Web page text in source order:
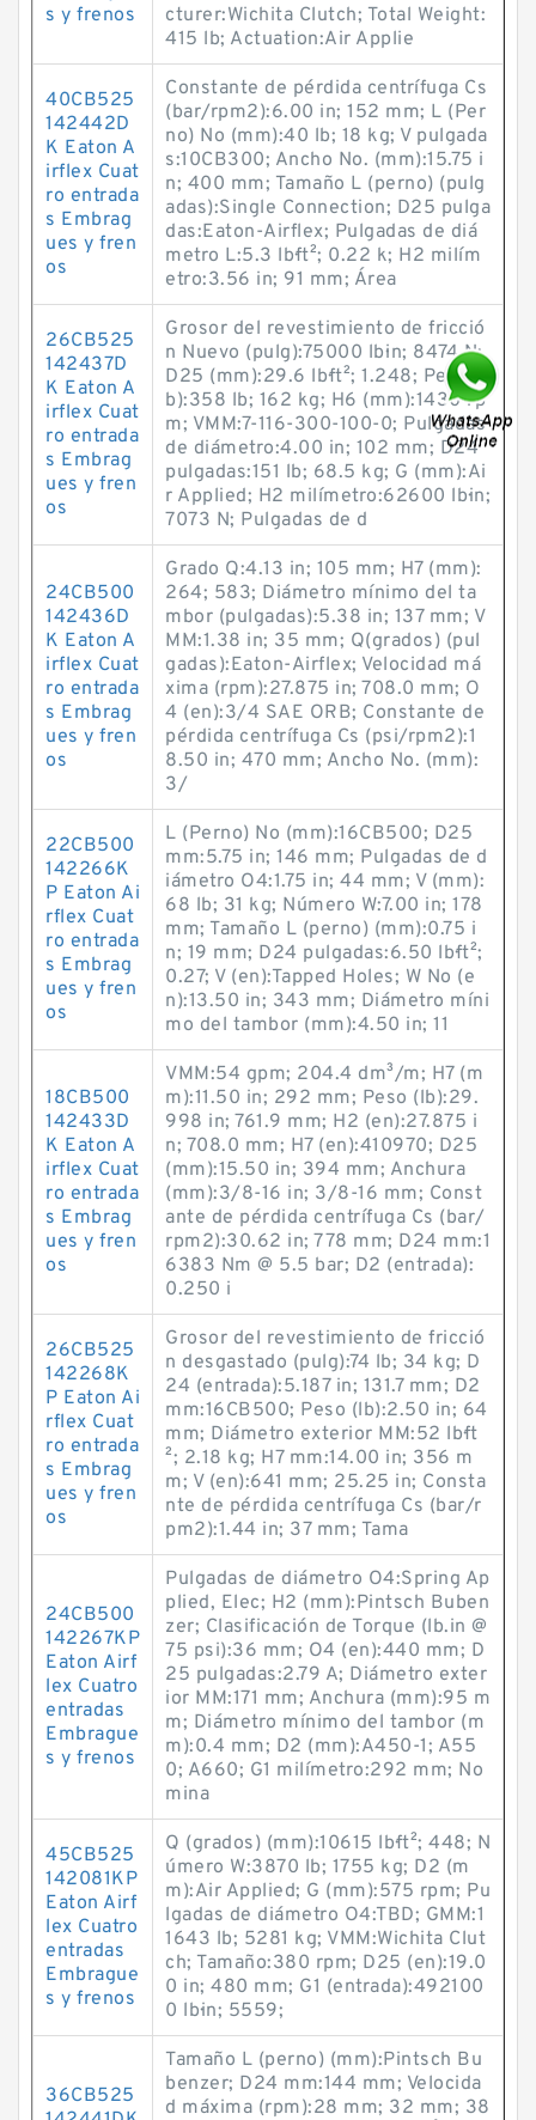
s y frenos
cturer:Wichita Clutch; Total Weight:
415 lb; Actuation:Air Applie
40CB525
142442D
K Eaton A
irflex Cuat
ro entrada
s Embrag
ues y fren
os
Constante de pérdida centrífuga Cs
(bar/rpm2):6.00 in; 152 mm; L (Per
no) No (mm):40 lb; 18 kg; V pulgada
s:10CB300; Ancho No. (mm):15.75 i
n; 400 mm; Tamaño L (perno) (pulg
adas):Single Connection; D25 pulga
das:Eaton-Airflex; Pulgadas de diá
metro L:5.3 lb·ft²; 0.22 k; H2 milím
etro:3.56 in; 91 mm; Área
26CB525
142437D
K Eaton A
irflex Cuat
ro entrada
s Embrag
ues y fren
os
Grosor del revestimiento de fricció
n Nuevo (pulg):75000 lb·in; 8474 N;
D25 (mm):29.6 lb·ft²; 1.248; Peso (l
b):358 lb; 162 kg; H6 (mm):1430 rp
m; VMM:7-116-300-100-0; Pulgadas
de diámetro:4.00 in; 102 mm; D24
pulgadas:151 lb; 68.5 kg; G (mm):Ai
r Applied; H2 milímetro:62600 lb·in;
7073 N; Pulgadas de d
24CB500
142436D
K Eaton A
irflex Cuat
ro entrada
s Embrag
ues y fren
os
Grado Q:4.13 in; 105 mm; H7 (mm):
264; 583; Diámetro mínimo del ta
mbor (pulgadas):5.38 in; 137 mm; V
MM:1.38 in; 35 mm; Q(grados) (pul
gadas):Eaton-Airflex; Velocidad má
xima (rpm):27.875 in; 708.0 mm; O
4 (en):3/4 SAE ORB; Constante de
pérdida centrífuga Cs (psi/rpm2):1
8.50 in; 470 mm; Ancho No. (mm):
3/
22CB500
142266K
P Eaton Ai
rflex Cuat
ro entrada
s Embrag
ues y fren
os
L (Perno) No (mm):16CB500; D25
mm:5.75 in; 146 mm; Pulgadas de d
iámetro O4:1.75 in; 44 mm; V (mm):
68 lb; 31 kg; Número W:7.00 in; 178
mm; Tamaño L (perno) (mm):0.75 i
n; 19 mm; D24 pulgadas:6.50 lb·ft²;
0.27; V (en):Tapped Holes; W No (e
n):13.50 in; 343 mm; Diámetro míni
mo del tambor (mm):4.50 in; 11
18CB500
142433D
K Eaton A
irflex Cuat
ro entrada
s Embrag
ues y fren
os
VMM:54 gpm; 204.4 dm³/m; H7 (m
m):11.50 in; 292 mm; Peso (lb):29.
998 in; 761.9 mm; H2 (en):27.875 i
n; 708.0 mm; H7 (en):410970; D25
(mm):15.50 in; 394 mm; Anchura
(mm):3/8-16 in; 3/8-16 mm; Const
ante de pérdida centrífuga Cs (bar/
rpm2):30.62 in; 778 mm; D24 mm:1
6383 Nm @ 5.5 bar; D2 (entrada):
0.250 i
26CB525
142268K
P Eaton Ai
rflex Cuat
ro entrada
s Embrag
ues y fren
os
Grosor del revestimiento de fricció
n desgastado (pulg):74 lb; 34 kg; D
24 (entrada):5.187 in; 131.7 mm; D2
mm:16CB500; Peso (lb):2.50 in; 64
mm; Diámetro exterior MM:52 lb·ft
²; 2.18 kg; H7 mm:14.00 in; 356 m
m; V (en):641 mm; 25.25 in; Consta
nte de pérdida centrífuga Cs (bar/r
pm2):1.44 in; 37 mm; Tama
24CB500
142267KP
Eaton Airf
lex Cuatro
entradas
Embrague
s y frenos
Pulgadas de diámetro O4:Spring Ap
plied, Elec; H2 (mm):Pintsch Buben
zer; Clasificación de Torque (lb.in @
75 psi):36 mm; O4 (en):440 mm; D
25 pulgadas:2.79 A; Diámetro exter
ior MM:171 mm; Anchura (mm):95 m
m; Diámetro mínimo del tambor (m
m):0.4 mm; D2 (mm):A450-1; A55
0; A660; G1 milímetro:292 mm; No
mina
45CB525
142081KP
Eaton Airf
lex Cuatro
entradas
Embrague
s y frenos
Q (grados) (mm):10615 lb·ft²; 448; N
úmero W:3870 lb; 1755 kg; D2 (m
m):Air Applied; G (mm):575 rpm; Pu
lgadas de diámetro O4:TBD; GMM:1
1643 lb; 5281 kg; VMM:Wichita Clut
ch; Tamaño:380 rpm; D25 (en):19.0
0 in; 480 mm; G1 (entrada):492100
0 lb·in; 5559;
36CB525
Tamaño L (perno) (mm):Pintsch Bu
benzer; D24 mm:144 mm; Velocida
d máxima (rpm):28 mm; 32 mm; 38